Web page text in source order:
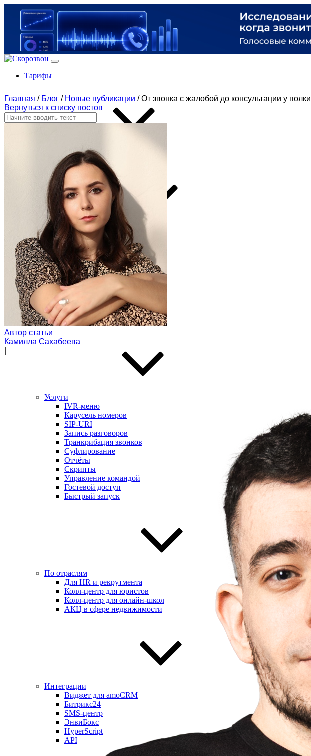
Тарифы
По задачам
Модуль дозвона
Автообзвон по базе
Исходящий обзвон
Скоринг базы контактов
Входящие звонки
Холодные звонки
Обработка входящих заявок
Интеллектуальная телефония
Предиктивный обзвон
Маркировка звонков
Услуги
IVR-меню
Карусель номеров
SIP-URI
Запись разговоров
Транкрибация звонков
Суфлирование
Отчёты
Скрипты
Управление командой
Гостевой доступ
Быстрый запуск
По отраслям
Для HR и рекрутмента
Колл-центр для юристов
Колл-центр для онлайн-школ
АКЦ в сфере недвижимости
Интеграции
Виджет для amoCRM
Битрикс24
SMS-центр
ЭнвиБокс
HyperScript
API
Главная / Блог / Новые публикации / От звонка с жалобой до консультации у
Вернуться к списку постов
Автор статьи
Камилла Сахабеева